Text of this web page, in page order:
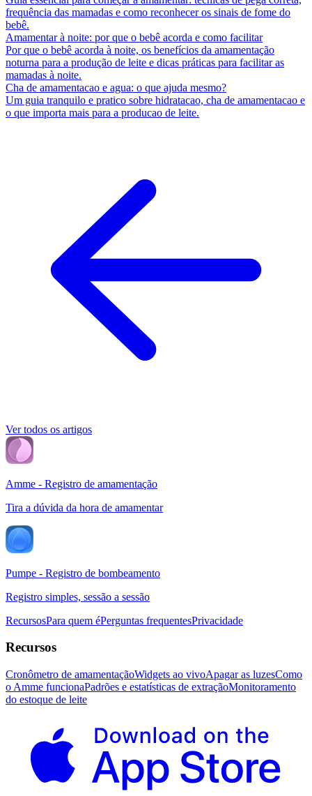
frequência das mamadas e como reconhecer os sinais de fome do
bebê.
Amamentar à noite: por que o bebê acorda e como facilitar
Por que o bebê acorda à noite, os benefícios da amamentação
noturna para a produção de leite e dicas práticas para facilitar as
mamadas à noite.
Cha de amamentacao e agua: o que ajuda mesmo?
Um guia tranquilo e pratico sobre hidratacao, cha de amamentacao e
o que importa mais para a producao de leite.
Ver todos os artigos
Amme - Registro de amamentação
Tira a dúvida da hora de amamentar
Pumpe - Registro de bombeamento
Registro simples, sessão a sessão
RecursosPara quem éPerguntas frequentesPrivacidade
Recursos
Cronômetro de amamentaçãoWidgets ao vivoApagar as luzesComo
o Amme funcionaPadrões e estatísticas de extraçãoMonitoramento
do estoque de leite